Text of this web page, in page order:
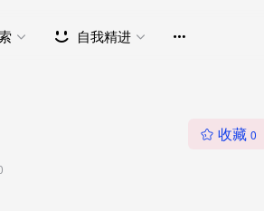
自我精进
收藏 0